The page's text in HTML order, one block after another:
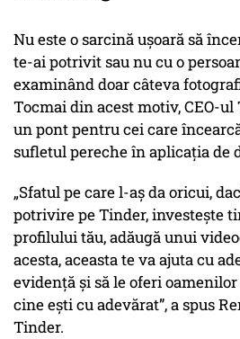
Nu este o sarcină ușoară să
te-ai potrivit sau nu cu o
examinând doar câteva
Tocmai din acest motiv, CEO-
un pont pentru cei care
sufletul pereche în aplicația de
„Sfatul pe care l-aș da oricui,
potrivire pe Tinder, investește
profilului tău, adăugă unui
acesta, aceasta te va ajuta cu
evidență și să le oferi
cine ești cu adevărat”, a spus
Tinder.